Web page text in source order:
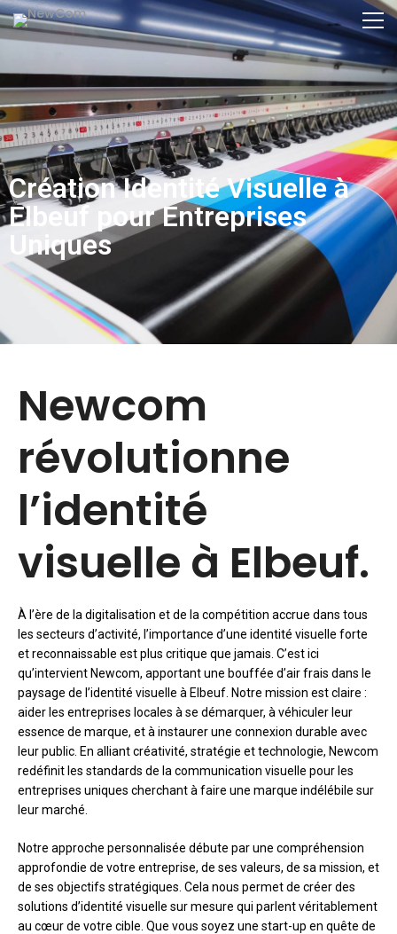
Création Identité Visuelle à
Elbeuf pour Entreprises
Uniques
Newcom
révolutionne
l’identité
visuelle à Elbeuf.
À l’ère de la digitalisation et de la compétition accrue dans tous
les secteurs d’activité, l’importance d’une identité visuelle forte
et reconnaissable est plus critique que jamais. C’est ici
qu’intervient Newcom, apportant une bouffée d’air frais dans le
paysage de l’identité visuelle à Elbeuf. Notre mission est claire :
aider les entreprises locales à se démarquer, à véhiculer leur
essence de marque, et à instaurer une connexion durable avec
leur public. En alliant créativité, stratégie et technologie, Newcom
redéfinit les standards de la communication visuelle pour les
entreprises uniques cherchant à faire une marque indélébile sur
leur marché.
Notre approche personnalisée débute par une compréhension
approfondie de votre entreprise, de ses valeurs, de sa mission, et
de ses objectifs stratégiques. Cela nous permet de créer des
solutions d’identité visuelle sur mesure qui parlent véritablement
au cœur de votre cible. Que vous soyez une start-up en quête de